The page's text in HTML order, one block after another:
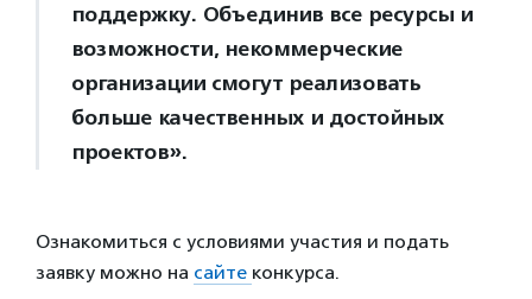
поддержку. Объединив все ресурсы и
возможности, некоммерческие
организации смогут реализовать
больше качественных и достойных
проектов».
Ознакомиться с условиями участия и подать
заявку можно на сайте конкурса.